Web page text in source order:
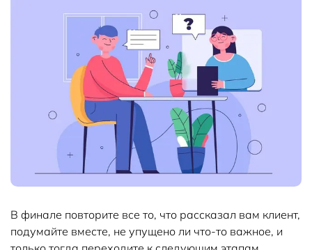
В финале повторите все то, что рассказал вам клиент,
подумайте вместе, не упущено ли что-то важное, и